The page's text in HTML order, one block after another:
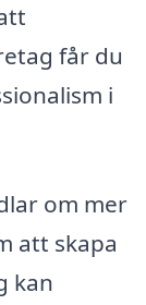
får du
i
om mer
att skapa
kan